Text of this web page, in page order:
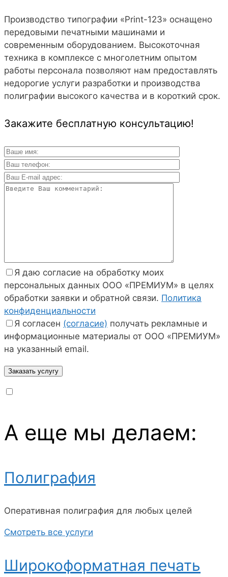
Производство типографии «Print-123» оснащено
передовыми печатными машинами и
современным оборудованием. Высокоточная
техника в комплексе с многолетним опытом
работы персонала позволяют нам предоставлять
недорогие услуги разработки и производства
полиграфии высокого качества и в короткий срок.
Закажите бесплатную консультацию!
Я даю согласие на обработку моих
персональных данных ООО «ПРЕМИУМ» в целях
обработки заявки и обратной связи. Политика
конфиденциальности
Я согласен (согласие) получать рекламные и
информационные материалы от ООО «ПРЕМИУМ»
на указанный email.
А еще мы делаем:
Полиграфия
Оперативная полиграфия для любых целей
Смотреть все услуги
Широкоформатная печать